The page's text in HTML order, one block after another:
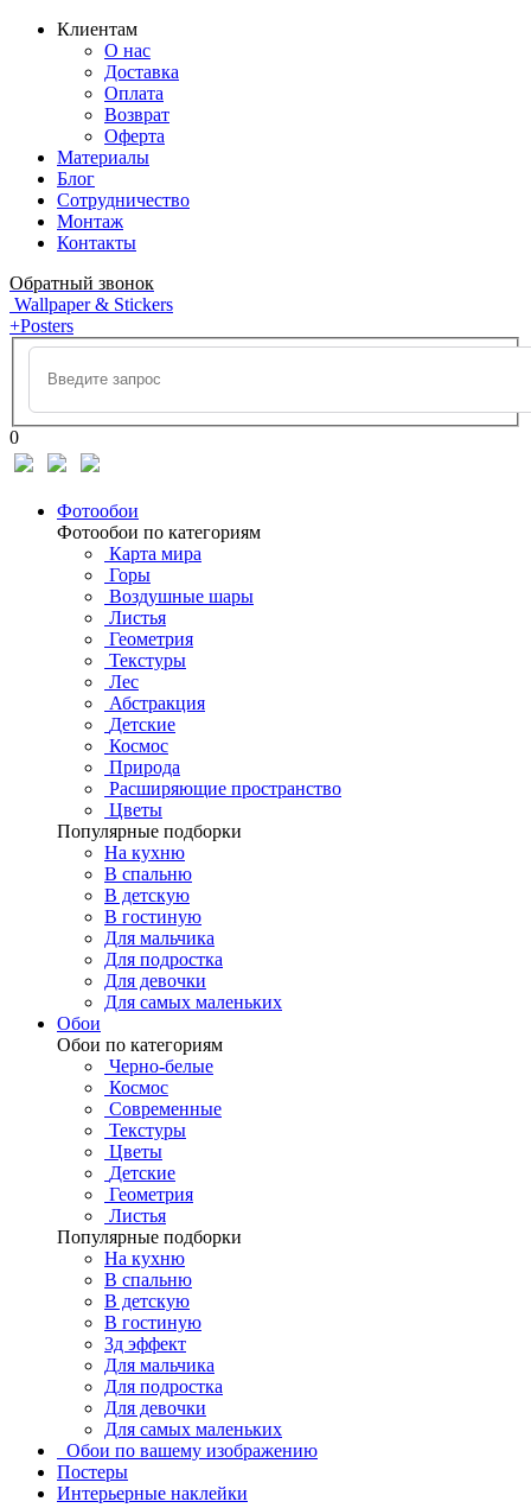
Клиентам
О нас
Доставка
Оплата
Возврат
Оферта
Материалы
Блог
Сотрудничество
Монтаж
Контакты
Обратный звонок
Wallpaper & Stickers
+Posters
0
Фотообои
Фотообои по категориям
Карта мира
Горы
Воздушные шары
Листья
Геометрия
Текстуры
Лес
Абстракция
Детские
Космос
Природа
Расширяющие пространство
Цветы
Популярные подборки
На кухню
В спальню
В детскую
В гостиную
Для мальчика
Для подростка
Для девочки
Для самых маленьких
Обои
Обои по категориям
Черно-белые
Космос
Современные
Текстуры
Цветы
Детские
Геометрия
Листья
Популярные подборки
На кухню
В спальню
В детскую
В гостиную
3д эффект
Для мальчика
Для подростка
Для девочки
Для самых маленьких
Обои по вашему изображению
Постеры
Интерьерные наклейки